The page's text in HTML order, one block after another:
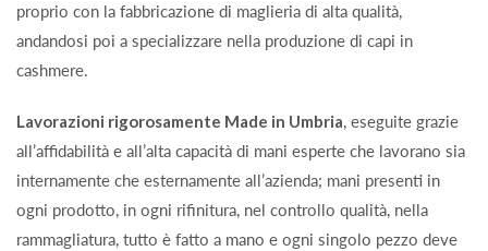
proprio con la fabbricazione di maglieria di alta qualità,
andandosi poi a specializzare nella produzione di capi in
cashmere.
Lavorazioni rigorosamente Made in Umbria, eseguite grazie
all’affidabilità e all’alta capacità di mani esperte che lavorano sia
internamente che esternamente all’azienda; mani presenti in
ogni prodotto, in ogni rifinitura, nel controllo qualità, nella
rammagliatura, tutto è fatto a mano e ogni singolo pezzo deve